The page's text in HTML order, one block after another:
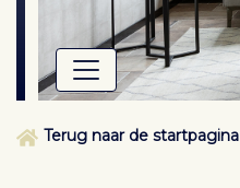
Terug naar de startpagina